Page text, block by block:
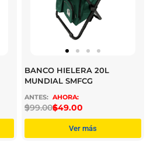
BANCO HIELERA 20L
MUNDIAL SMFCG
$
999.00$
649.00
Ver más